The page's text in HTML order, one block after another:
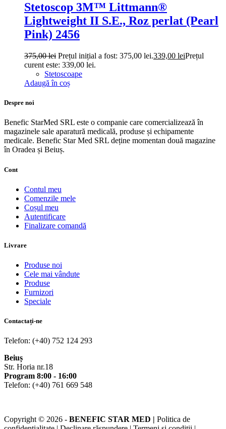
Stetoscop 3M™ Littmann®
Lightweight II S.E., Roz perlat (Pearl
Pink) 2456
375,00lei Prețul inițial a fost: 375,00 lei.339,00 leiPrețul
curent este: 339,00 lei.
Stetoscoape
Adaugă în coș
Despre noi
Benefic StarMed SRL este o companie care comercializează în
magazinele sale aparatură medicală, produse și echipamente
medicale. Benefic Star Med SRL deține momentan două magazine
în Oradea și Beiuș.
Cont
Contul meu
Comenzile mele
Coșul meu
Autentificare
Finalizare comandă
Livrare
Produse noi
Cele mai vândute
Produse
Furnizori
Speciale
Contactați-ne
Telefon: (+40) 752 124 293
Beiuș
Str. Horia nr.18
Program 8:00 - 16:00
Telefon: (+40) 761 669 548
Copyright © 2026 - BENEFIC STAR MED | Politica de